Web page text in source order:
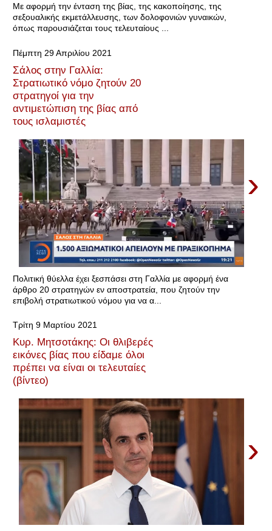
Με αφορμή την ένταση της βίας, της κακοποίησης, της
σεξουαλικής εκμετάλλευσης, των δολοφονιών γυναικών,
όπως παρουσιάζεται τους τελευταίους ...
Πέμπτη 29 Απριλίου 2021
Σάλος στην Γαλλία:
Στρατιωτικό νόμο ζητούν 20
στρατηγοί για την
αντιμετώπιση της βίας από
τους ισλαμιστές
›
Πολιτική θύελλα έχει ξεσπάσει στη Γαλλία με αφορμή ένα
άρθρο 20 στρατηγών εν αποστρατεία, που ζητούν την
επιβολή στρατιωτικού νόμου για να α...
Τρίτη 9 Μαρτίου 2021
Κυρ. Μητσοτάκης: Οι θλιβερές
εικόνες βίας που είδαμε όλοι
πρέπει να είναι οι τελευταίες
(βίντεο)
›